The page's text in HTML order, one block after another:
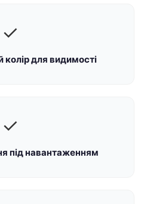
✓
для видимості
✓
під навантаженням